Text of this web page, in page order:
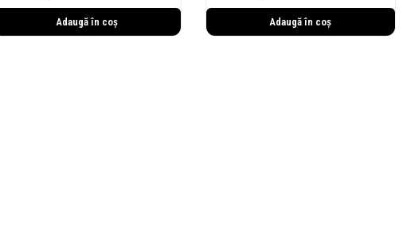
Adaugă în coș Adaugă în coș